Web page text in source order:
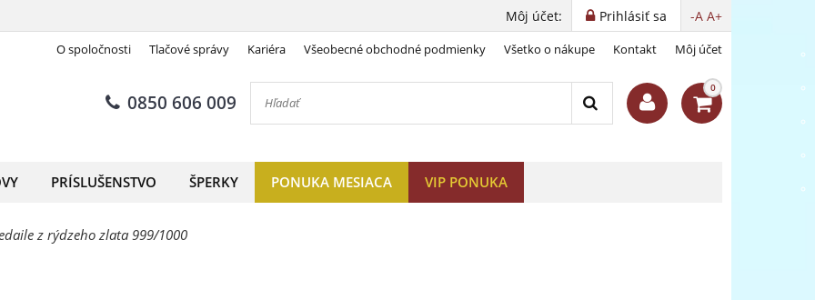
-A A+
Prihlásiť sa
Môj účet:
O spoločnosti Tlačové správy Kariéra Všeobecné obchodné podmienky Všetko o nákupe Kontakt Môj účet
0850 606 009
0
PRÍSLUŠENSTVO ŠPERKY PONUKA MESIACA VIP PONUKA
z rýdzeho zlata 999/1000
ako symbol šťastia na zlatej medaile